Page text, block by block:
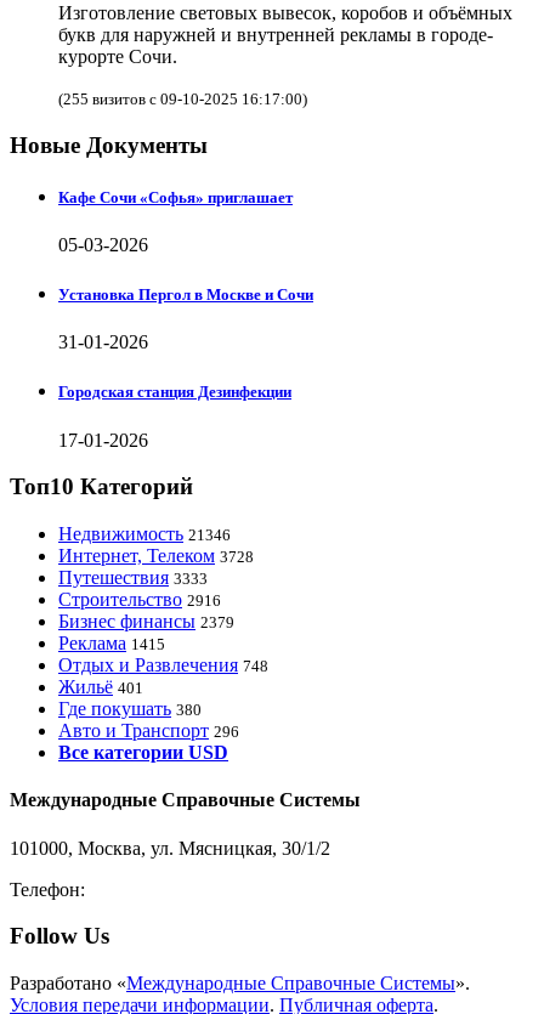
Изготовление световых вывесок, коробов и объёмных
букв для наружней и внутренней рекламы в городе-
курорте Сочи.
(255 визитов с 09-10-2025 16:17:00)
Новые Документы
Кафе Сочи «Софья» приглашает
05-03-2026
Установка Пергол в Москве и Сочи
31-01-2026
Городская станция Дезинфекции
17-01-2026
Топ10 Категорий
Недвижимость 21346
Интернет, Телеком 3728
Путешествия 3333
Строительство 2916
Бизнес финансы 2379
Реклама 1415
Отдых и Развлечения 748
Жильё 401
Где покушать 380
Авто и Транспорт 296
Все категории USD
Международные Справочные Системы
101000, Москва, ул. Мясницкая, 30/1/2
Телефон:
Follow Us
Разработано «Международные Справочные Системы».
Условия передачи информации. Публичная оферта.